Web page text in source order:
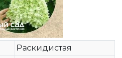
Раскидистая